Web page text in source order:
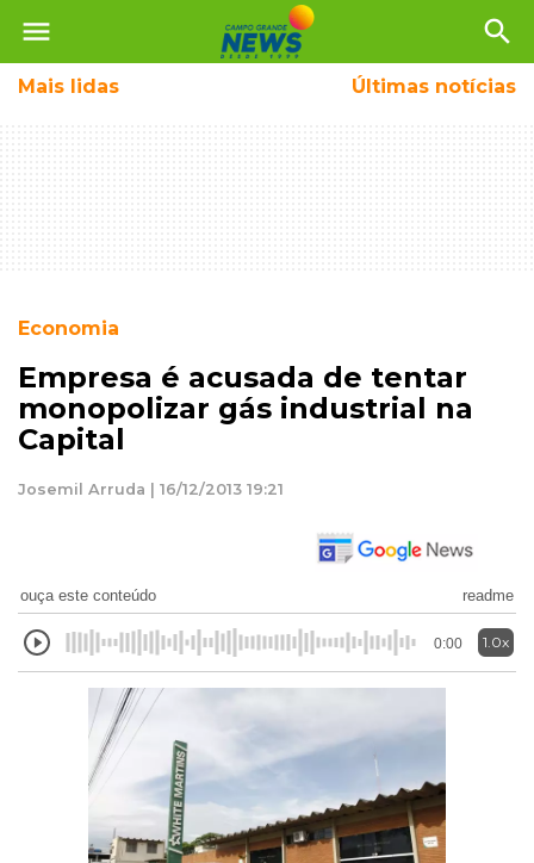
menu search
Mais lidas Últimas notícias
Economia
Empresa é acusada de tentar
monopolizar gás industrial na
Capital
Josemil Arruda | 16/12/2013 19:21
ouça este conteúdo readme
0:00 1.0x